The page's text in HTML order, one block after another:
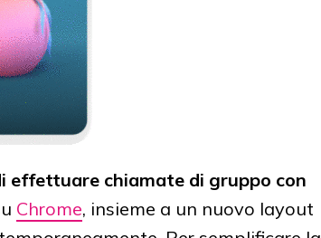
effettuare chiamate di gruppo con
Chrome, insieme a un nuovo layout